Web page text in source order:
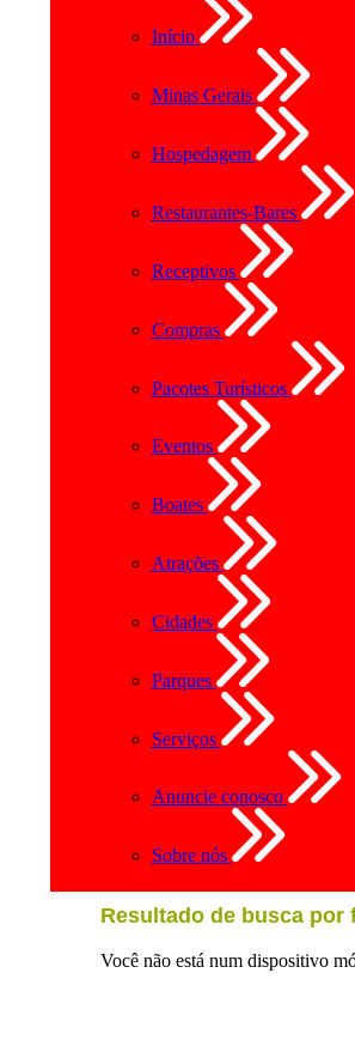
Início
Minas Gerais
Hospedagem
Restaurantes-Bares
Receptivos
Compras
Pacotes Turísticos
Eventos
Boates
Atrações
Cidades
Parques
Serviços
Anuncie conosco
Sobre nós
Resultado de busca
Você não está num dispositivo